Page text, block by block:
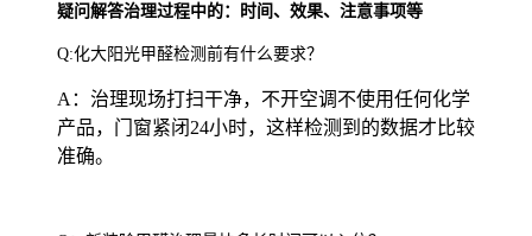
疑问解答治理过程中的：时间、效果、注意事项等
Q:化大阳光甲醛检测前有什么要求？
A：治理现场打扫干净，不开空调不使用任何化学
产品，门窗紧闭24小时，这样检测到的数据才比较
准确。